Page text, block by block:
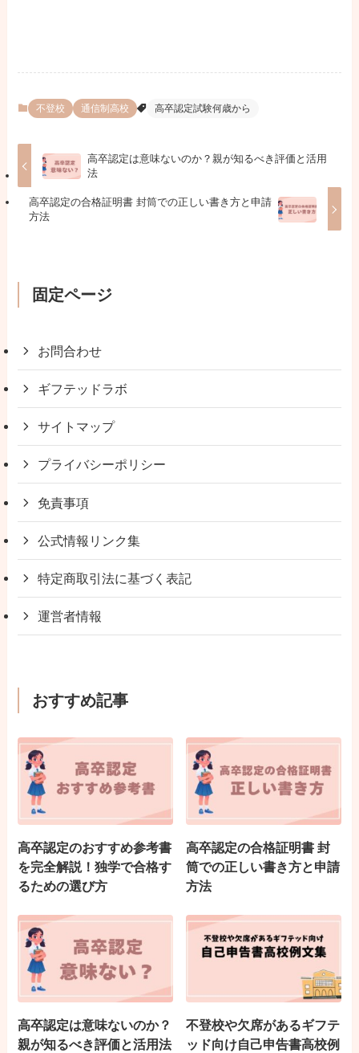
不登校 通信制高校 高卒認定試験何歳から
高卒認定は意味ないのか？親が知るべき評価と活用
法
高卒認定の合格証明書 封筒での正しい書き方と申請
方法
固定ページ
お問合わせ
ギフテッドラボ
サイトマップ
プライバシーポリシー
免責事項
公式情報リンク集
特定商取引法に基づく表記
運営者情報
おすすめ記事
高卒認定のおすすめ参考書
を完全解説！独学で合格す
るための選び方
高卒認定の合格証明書 封
筒での正しい書き方と申請
方法
高卒認定は意味ないのか？
親が知るべき評価と活用法
不登校や欠席があるギフテ
ッド向け自己申告書高校例